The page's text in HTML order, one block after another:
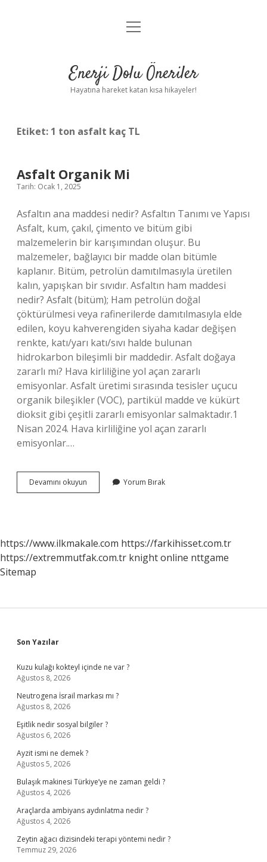
Anasayfa
Yasal Uyarı
menüyü
Enerji Dolu Öneriler
Hayatına hareket katan kısa hikayeler!
Etiket: 1 ton asfalt kaç TL
Asfalt Organik Mi
Tarih: Ocak 1, 2025
Asfaltın ana maddesi nedir? Asfaltın Tanımı ve Yapısı
Asfalt, kum, çakıl, çimento ve bitüm gibi
malzemelerin bir karışımından oluşur. Bu
malzemeler, bağlayıcı bir madde olan bitümle
kaplanır. Bitüm, petrolün damıtılmasıyla üretilen
kalın, yapışkan bir sıvıdır. Asfaltın ham maddesi
nedir? Asfalt (bitüm); Ham petrolün doğal
çöktürülmesi veya rafinerilerde damıtılmasıyla elde
edilen, koyu kahverengiden siyaha kadar değişen
renkte, katı/yarı katı/sıvı halde bulunan
hidrokarbon bileşimli bir maddedir. Asfalt doğaya
zararlı mı? Hava kirliliğine yol açan zararlı
emisyonlar. Asfalt üretimi sırasında tesisler uçucu
organik bileşikler (VOC), partikül madde ve kükürt
dioksit gibi çeşitli zararlı emisyonlar salmaktadır.1
Nisan 2024. Hava kirliliğine yol açan zararlı
emisyonlar.…
Devamını okuyun
Organik
Yorum Bırak
https://www.ilkmakale.com https://farkihisset.com.tr
https://extremmutfak.com.tr knight online nttgame
Sitemap
Sidebar
Son Yazılar
Kuzu kulağı kokteyl içinde ne var ?
Ağustos 8, 2026
Neutrogena İsrail markası mı ?
Ağustos 8, 2026
Eşitlik nedir sosyal bilgiler ?
Ağustos 6, 2026
Ayzit ismi ne demek ?
Ağustos 5, 2026
Bulaşık makinesi Türkiye’ye ne zaman geldi ?
Ağustos 4, 2026
Araçlarda ambiyans aydınlatma nedir ?
Ağustos 4, 2026
Zeytin ağacı dizisindeki terapi yöntemi nedir ?
Temmuz 29, 2026